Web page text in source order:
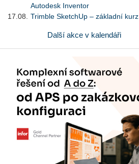
Autodesk Inventor
17.08.
Trimble SketchUp – základní kurz
Další akce v kalendáři